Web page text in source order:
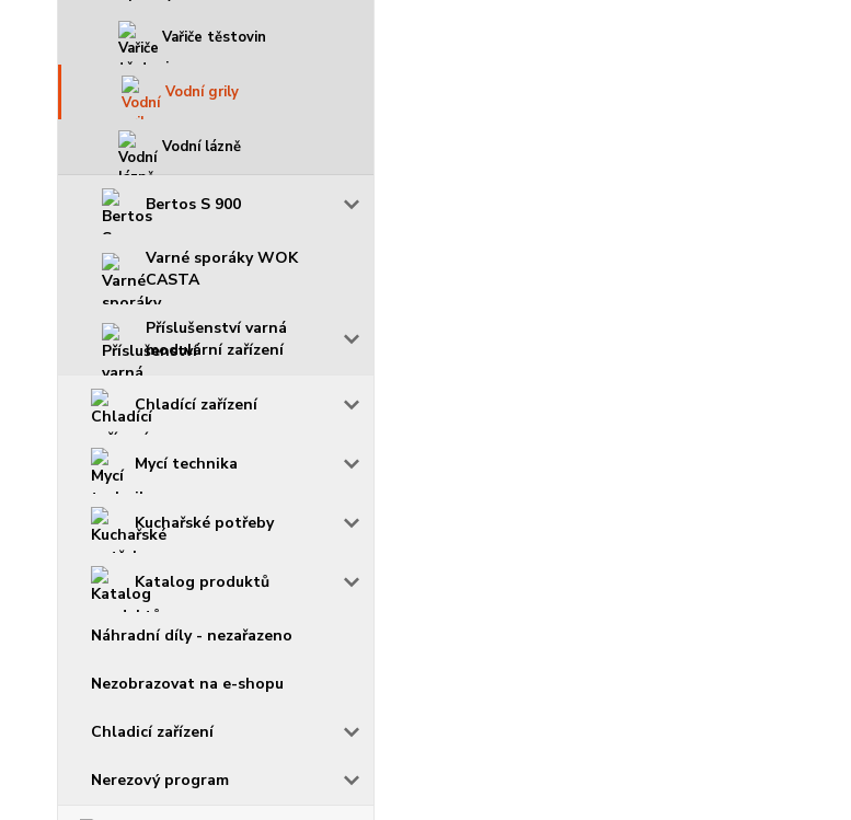
Vařiče těstovin
Vodní grily
Vodní lázně
Bertos S 900
Varné sporáky WOK
CASTA
Příslušenství varná
modulární zařízení
Chladící zařízení
Mycí technika
Kuchařské potřeby
Katalog produktů
Náhradní díly - nezařazeno
Nezobrazovat na e-shopu
Chladicí zařízení
Nerezový program